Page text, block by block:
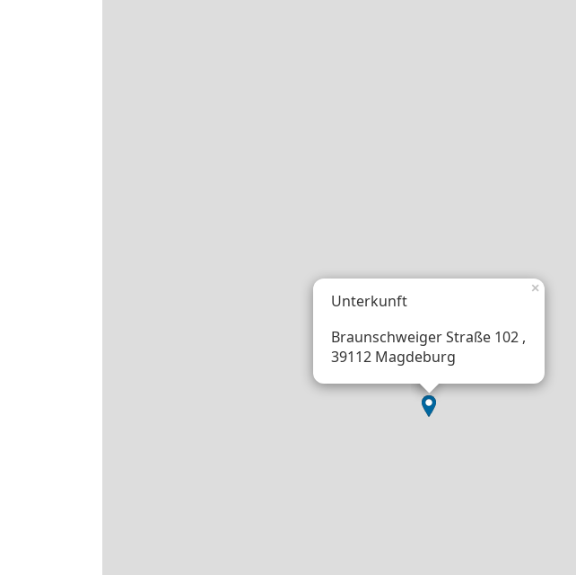
Unterkunft
Braunschweiger Straße 102 ,
39112 Magdeburg
×